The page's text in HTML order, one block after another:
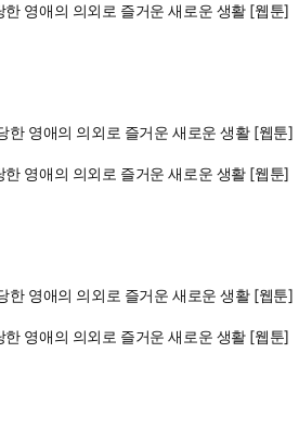
영애의 의외로 즐거운 새로운 생활 [웹툰]
한 영애의 의외로 즐거운 새로운 생활 [웹툰]
영애의 의외로 즐거운 새로운 생활 [웹툰]
한 영애의 의외로 즐거운 새로운 생활 [웹툰]
영애의 의외로 즐거운 새로운 생활 [웹툰]